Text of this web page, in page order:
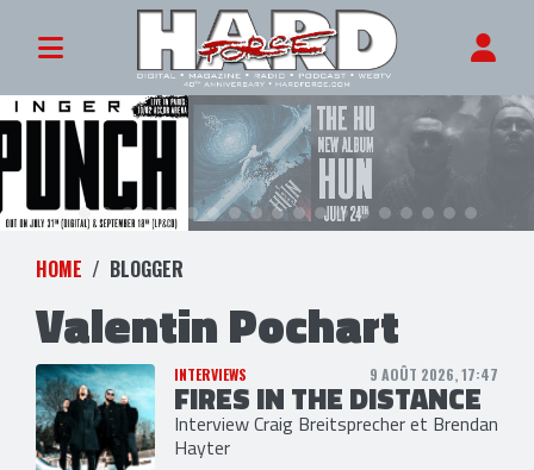
HOME BLOGGER
Valentin Pochart
INTERVIEWS 9 AOÛT 2026, 17:47
FIRES IN THE DISTANCE
Interview Craig Breitsprecher et Brendan
Hayter